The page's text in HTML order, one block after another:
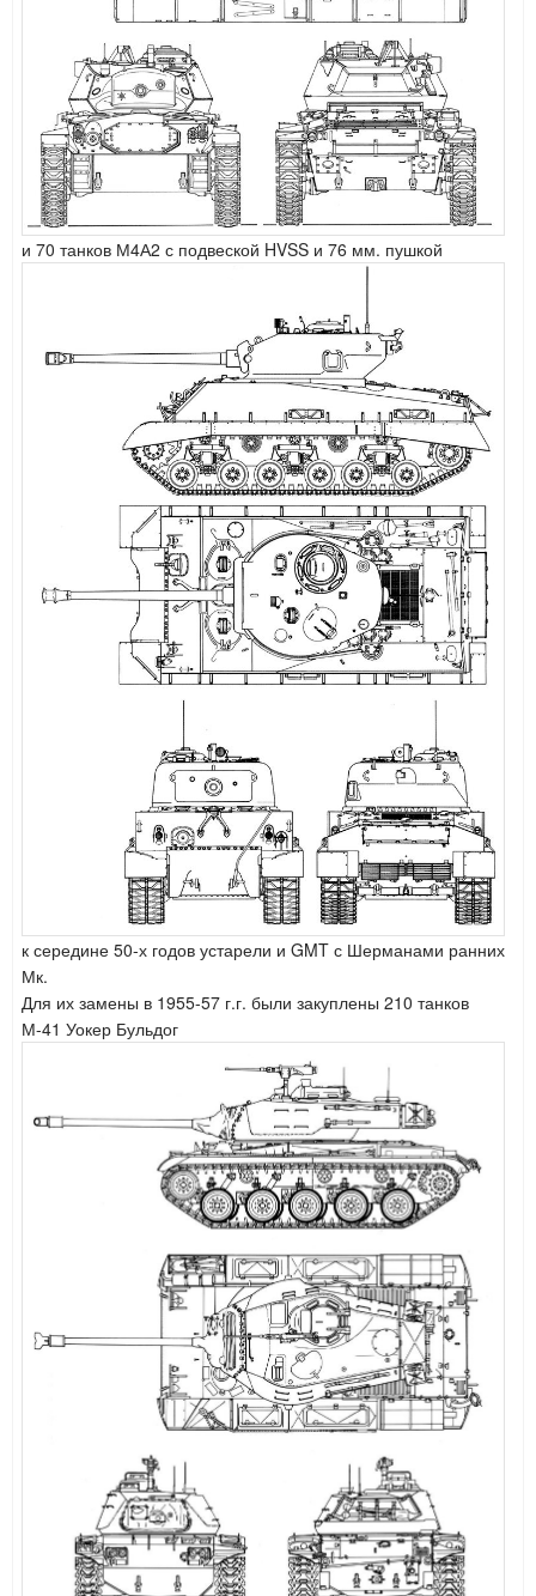
и 70 танков М4А2 с подвеской HVSS и 76 мм. пушкой
к середине 50-х годов устарели и GMT с Шерманами ранних
Мк.
Для их замены в 1955-57 г.г. были закуплены 210 танков
М-41 Уокер Бульдог